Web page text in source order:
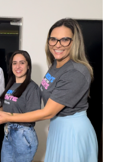
instalado
de Presidente
com outros municípios
de veículos por
nesse caso
cidade do Estado do Rio
instaladas na sede e no
garantindo mais
nas ruas, no comércio, os
Estamos no rumo certo,
que contribuem para a
destaca o prefeito Dorlei